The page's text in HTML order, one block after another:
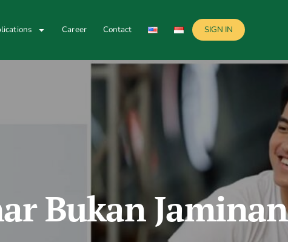
Career Contact SIGN IN
Bukan Jaminan